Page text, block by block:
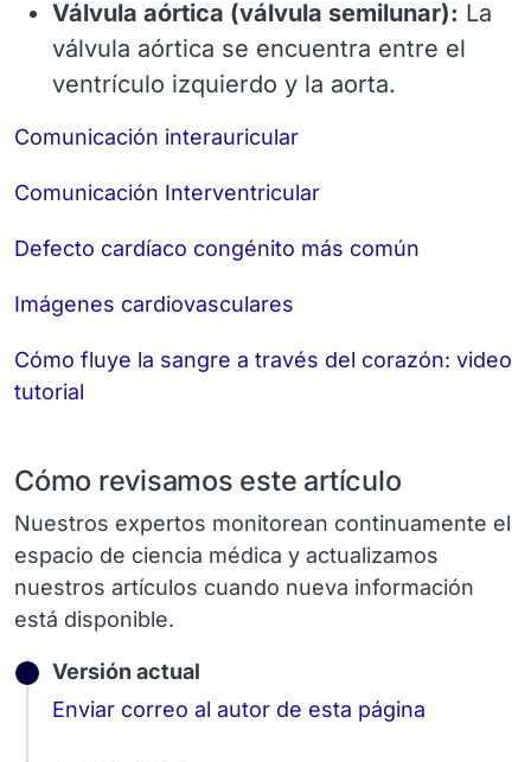
Válvula aórtica (válvula semilunar): La
válvula aórtica se encuentra entre el
ventrículo izquierdo y la aorta.
Comunicación interauricular
Comunicación Interventricular
Defecto cardíaco congénito más común
Imágenes cardiovasculares
Cómo fluye la sangre a través del corazón: video
tutorial
Cómo revisamos este artículo
Nuestros expertos monitorean continuamente el
espacio de ciencia médica y actualizamos
nuestros artículos cuando nueva información
está disponible.
Versión actual
Enviar correo al autor de esta página